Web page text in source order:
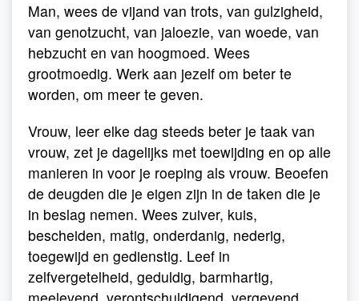
Man, wees de vijand van trots, van gulzigheid,
van genotzucht, van jaloezie, van woede, van
hebzucht en van hoogmoed. Wees
grootmoedig. Werk aan jezelf om beter te
worden, om meer te geven.
Vrouw, leer elke dag steeds beter je taak van
vrouw, zet je dagelijks met toewijding en op alle
manieren in voor je roeping als vrouw. Beoefen
de deugden die je eigen zijn in de taken die je
in beslag nemen. Wees zuiver, kuis,
bescheiden, matig, onderdanig, nederig,
toegewijd en gedienstig. Leef in
zelfvergetelheid, geduldig, barmhartig,